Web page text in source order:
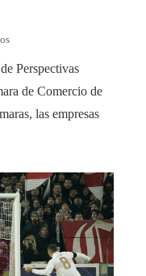
Perspectivas
de Comercio de
las empresas